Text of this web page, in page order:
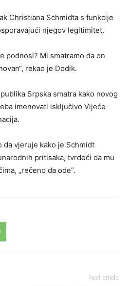
Christiana Schmidta s funkcije
njegov legitimitet.
podnosi? Mi smatramo da on
rekao je Dodik.
Srpska smatra kako novog
imenovati isključivo Vijeće
da vjeruje kako je Schmidt
pritisaka, tvrdeći da mu
„rečeno da ode“.
Next article